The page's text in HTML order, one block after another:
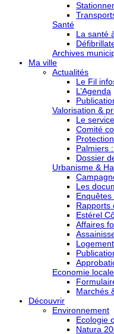
Santé
La santé
Archives
Ma ville
Actualités
Le Fil
L’Agenda
Valorisation &
Le
Comité
Palmiers
Dossier
Urbanisme &
Les
Rapports
Estérel
Affaires
Logement
Economie locale
Marchés
Découvrir
Environnement
Ecologie
Natura